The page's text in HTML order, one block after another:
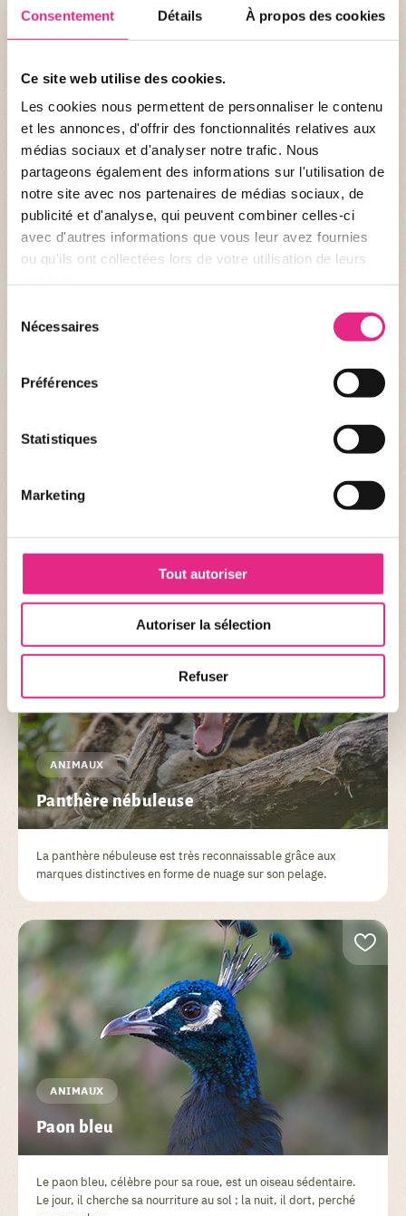
Consentement Détails À propos des cookies
Ce site web utilise des cookies.
Les cookies nous permettent de personnaliser le contenu
et les annonces, d'offrir des fonctionnalités relatives aux
médias sociaux et d'analyser notre trafic. Nous
partageons également des informations sur l'utilisation de
notre site avec nos partenaires de médias sociaux, de
publicité et d'analyse, qui peuvent combiner celles-ci
avec d'autres informations que vous leur avez fournies
ou qu'ils ont collectées lors de votre utilisation de leurs
Nécessaires
Préférences
Statistiques
Marketing
Tout autoriser
Autoriser la sélection
Refuser
Loutre d'Asie
Grâce à l'huile qui imperméabilise sa fourrure, la loutre d'Asie
s'adapte parfaitement à son environnement.
ANIMAUX
des cris et des sifflements. Il est particulièrement actif au
crépuscule et vers 23h.
ANIMAUX
Panthère nébuleuse
La panthère nébuleuse est très reconnaissable grâce aux
marques distinctives en forme de nuage sur son pelage.
ANIMAUX
Paon bleu
Le paon bleu, célèbre pour sa roue, est un oiseau sédentaire.
Le jour, il cherche sa nourriture au sol ; la nuit, il dort, perché